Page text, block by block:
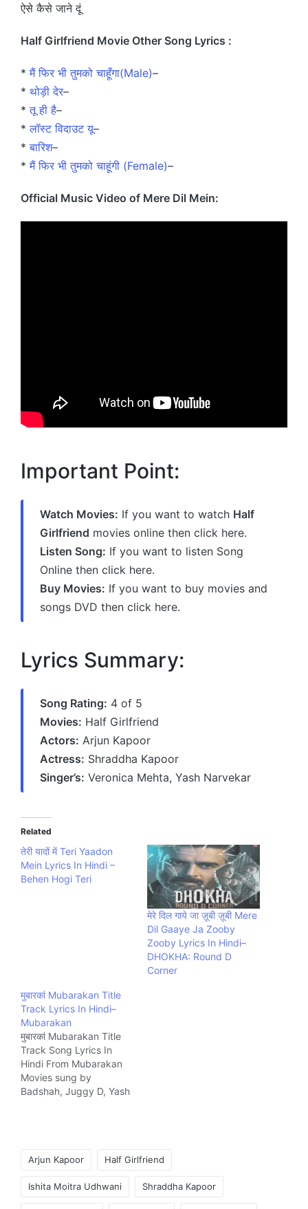
ऐसे कैसे जाने दूं
Half Girlfriend Movie Other Song Lyrics :
*मैं फिर भी तुमको चाहूँगा(Male)–
* थोड़ी देर–
*तू ही है–
*लॉस्ट विदाउट यू–
*बारिश–
*मैं फिर भी तुमको चाहूंगी (Female)–
Official Music Video of Mere Dil Mein:
Important Point:
Watch Movies: If you want to watch Half
Girlfriend movies online then click here.
Listen Song: If you want to listen Song
Online then click here.
Buy Movies: If you want to buy movies and
songs DVD then click here.
Lyrics Summary:
Song Rating: 4 of 5
Movies: Half Girlfriend
Actors: Arjun Kapoor
Actress: Shraddha Kapoor
Singer’s: Veronica Mehta, Yash Narvekar
Related
तेरी यादों में Teri Yaadon
Mein Lyrics In Hindi –
Behen Hogi Teri
मेरे दिल गाये जा ज़ूबी ज़ूबी Mere
Dil Gaaye Ja Zooby
Zooby Lyrics In Hindi–
DHOKHA: Round D
Corner
मुबारकां Mubarakan Title
Track Lyrics In Hindi–
Mubarakan
मुबारकां Mubarakan Title
Track Song Lyrics In
Hindi From Mubarakan
Movies sung by
Badshah, Juggy D, Yash
Anand Music company
Arjun Kapoor Half Girlfriend
Ishita Moitra Udhwani Shraddha Kapoor